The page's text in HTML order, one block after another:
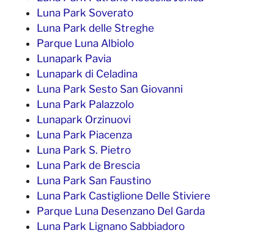
Luna Park Soverato
Luna Park delle Streghe
Parque Luna Albiolo
Lunapark Pavia
Lunapark di Celadina
Luna Park Sesto San Giovanni
Luna Park Palazzolo
Lunapark Orzinuovi
Luna Park Piacenza
Luna Park S. Pietro
Luna Park de Brescia
Luna Park San Faustino
Luna Park Castiglione Delle Stiviere
Parque Luna Desenzano Del Garda
Luna Park Lignano Sabbiadoro